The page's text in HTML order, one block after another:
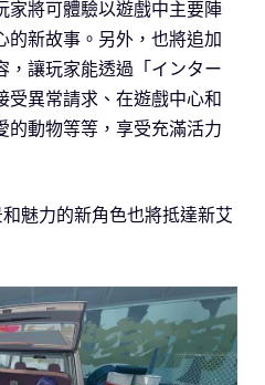
家將可體驗以遊戲中主要陣
的新故事。另外，也將追加
，讓玩家能透過「インター
受異常請求、在遊戲中心和
的動物等等，享受充滿活力
魅力的新角色也將抵達新艾